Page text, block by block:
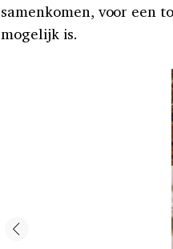
samenkomen, voor een
mogelijk is.